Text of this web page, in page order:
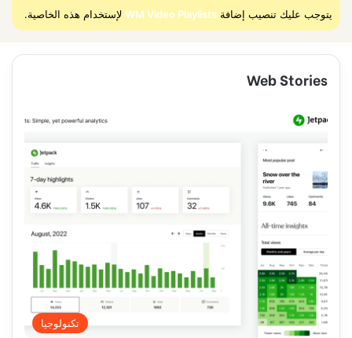
يتوجب عليك تنصيب إضافة WM Video Playlists لإستخدام هذه الخاصية.
Web Stories
تكنولوجيا